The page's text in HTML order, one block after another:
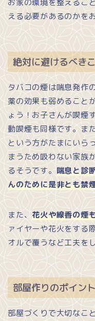
お家の環境を整えるこ
える必要があるのかを
絶対に避けるべき
タバコの煙は喘息発作
薬の効果も弱めること
ょう！お子さんが喫煙
動喫煙も同様です。ま
という方がたまにいら
まうため吸わない家族
るそうです。喘息と診
んのために是非とも禁
また、 花火や線香の煙
ァイヤーや花火をする
オルで覆うなど工夫を
部屋作りのポイント
部屋づくりで大切なこと